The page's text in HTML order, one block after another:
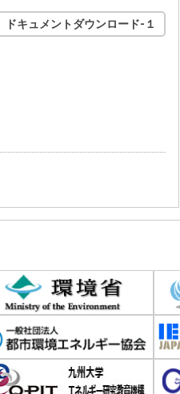
ドキュメントダウンロード-１